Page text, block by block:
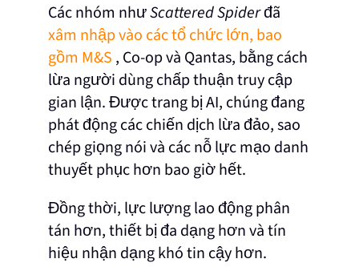
Các nhóm nhưScattered Spiderđã
xâm nhập vào các tổ chức lớn, bao
gồm M&S , Co-op và Qantas, bằng cách
lừa người dùng chấp thuận truy cập
gian lận. Được trang bị AI, chúng đang
phát động các chiến dịch lừa đảo, sao
chép giọng nói và các nỗ lực mạo danh
thuyết phục hơn bao giờ hết.
Đồng thời, lực lượng lao động phân
tán hơn, thiết bị đa dạng hơn và tín
hiệu nhận dạng khó tin cậy hơn.